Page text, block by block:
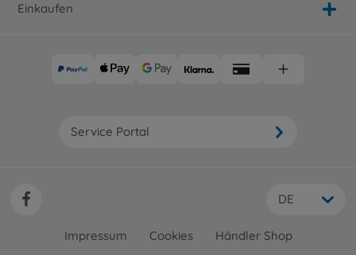
Einkaufen
Service Portal
DE
Impressum Cookies Händler Shop